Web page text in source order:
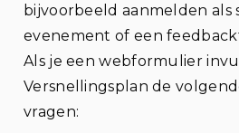
bijvoorbeeld aanmelden als
evenement of een
Als je een webformulier
Versnellingsplan de
vragen: